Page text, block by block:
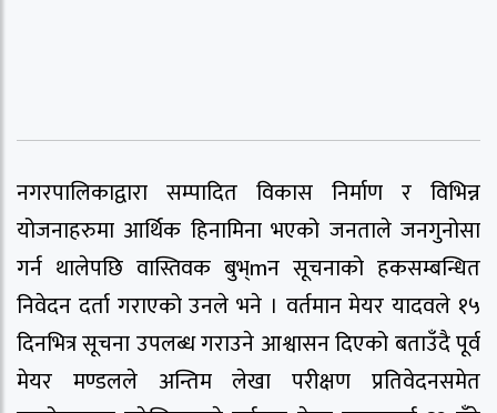
नगरपालिकाद्वारा सम्पादित विकास निर्माण र विभिन्न
योजनाहरुमा आर्थिक हिनामिना भएको जनताले जनगुनोसा
गर्न थालेपछि वास्तिवक बुभ्mन सूचनाको हकसम्बन्धित
निवेदन दर्ता गराएको उनले भने । वर्तमान मेयर यादवले १५
दिनभित्र सूचना उपलब्ध गराउने आश्वासन दिएको बताउँदै पूर्व
मेयर मण्डलले अन्तिम लेखा परीक्षण प्रतिवेदनसमेत